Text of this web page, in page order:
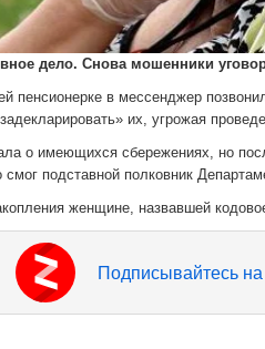
дело. Снова мошенники
пенсионерке в мессенджер
их, угрожая
о имеющихся сбережениях, но
подставной полковник
женщине, назвавшей
Подписывайтесь